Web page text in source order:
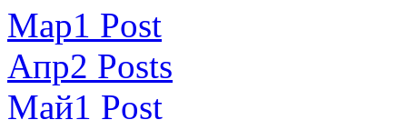
Мар1 Post
Апр2 Posts
Май1 Post